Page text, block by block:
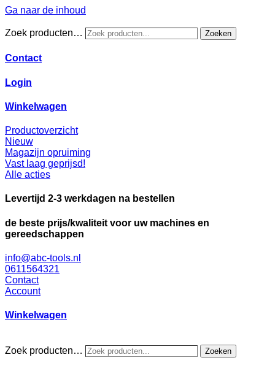
Ga naar de inhoud
Zoek producten… Zoeken
Contact
Login
Winkelwagen
Productoverzicht
Nieuw
Magazijn opruiming
Vast laag geprijsd!
Alle acties
Levertijd 2-3 werkdagen na bestellen
de beste prijs/kwaliteit voor uw machines en
gereedschappen
info@abc-tools.nl
0611564321
Contact
Account
Winkelwagen
Zoek producten… Zoeken